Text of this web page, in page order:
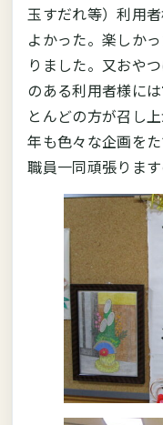
玉すだれ等）利用
よかった。楽しか
りました。又おや
のある利用者様には
とんどの方が召し
年も色々な企画を
職員一同頑張りま